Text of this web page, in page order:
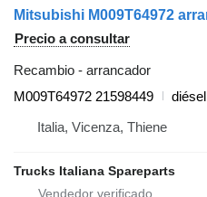
Precio a consultar
Recambio - arrancador
M009T64972 21598449
diésel
Italia, Vicenza, Thiene
Trucks Italiana Spareparts